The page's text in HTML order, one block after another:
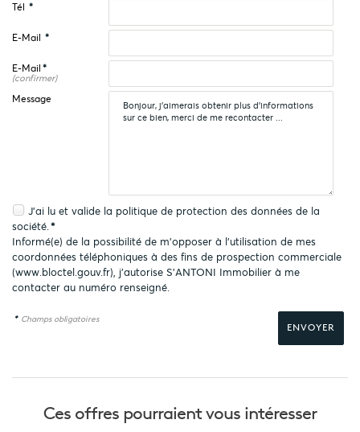
Tél *
E-Mail *
E-Mail *
(confirmer)
Message
J'ai lu et valide la politique de protection des données de la
société.*
Informé(e) de la possibilité de m'opposer à l'utilisation de mes
coordonnées téléphoniques à des fins de prospection commerciale
(www.bloctel.gouv.fr), j'autorise S'ANTONI Immobilier à me
contacter au numéro renseigné.
* Champs obligatoires
Ces offres pourraientvous intéresser